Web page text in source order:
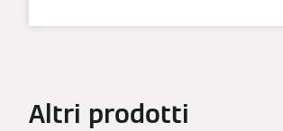
Altri prodotti